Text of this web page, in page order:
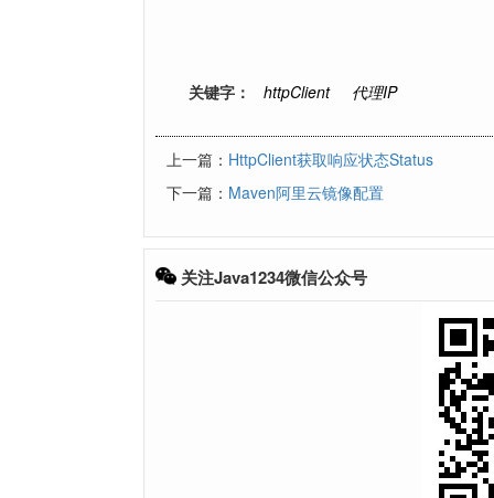
关键字： httpClient 代理IP
上一篇： HttpClient获取响应状态Status
下一篇： Maven阿里云镜像配置
关注Java1234微信公众号